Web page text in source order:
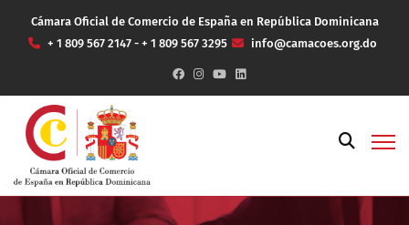
Cámara Oficial de Comercio de España en República Dominicana
+ 1 809 567 2147 - + 1 809 567 3295
info@camacoes.org.do